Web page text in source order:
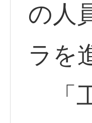
の人
ラを
「